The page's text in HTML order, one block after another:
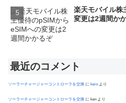
楽天モバイル株
変更は2週間か
最近のコメント
ソーラーチャージャーコントローラを交換 に kero より
ソーラーチャージャーコントローラを交換 に ken より